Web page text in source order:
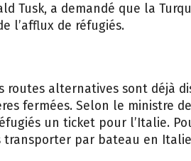
Tusk, a demandé que la
l’afflux de réfugiés.
routes alternatives sont déjà
fermées. Selon le ministre
un ticket pour l’Italie.
transporter par bateau en